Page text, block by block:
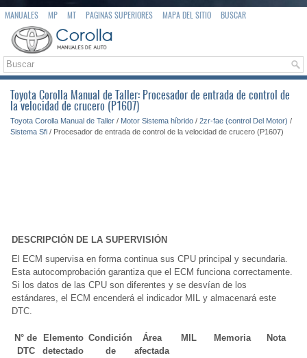
MANUALES MP MT PAGINAS SUPERIORES MAPA DEL SITIO BUSCAR
Toyota Corolla Manual de Taller: Procesador de entrada de control de
la velocidad de crucero (P1607)
Toyota Corolla Manual de Taller / Motor Sistema híbrido / 2zr-fae (control Del Motor) /
Sistema Sfi / Procesador de entrada de control de la velocidad de crucero (P1607)
DESCRIPCIÓN DE LA SUPERVISIÓN
El ECM supervisa en forma continua sus CPU principal y secundaria.
Esta autocomprobación garantiza que el ECM funciona correctamente.
Si los datos de las CPU son diferentes y se desvían de los
estándares, el ECM encenderá el indicador MIL y almacenará este
DTC.
N° de
DTC
Elemento
detectado
Condición
de
Área
afectada
MIL Memoria Nota